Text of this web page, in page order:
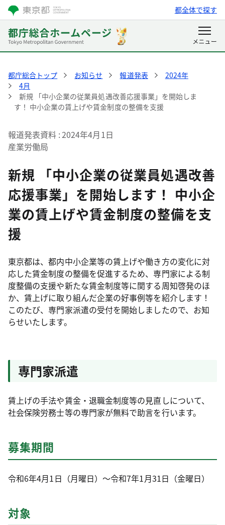
都全体で探す
都庁総合トップ お知らせ 報道発表
2024年
4月
新規 「中小企業の従業員処遇改善応援事業」を開始しま
す！ 中小企業の賃上げや賃金制度の整備を支援
報道発表資料 2024年4月1日
産業労働局
新規 「中小企業の従業員処遇改善
応援事業」を開始します！ 中小企
業の賃上げや賃金制度の整備を支
援
東京都は、都内中小企業等の賃上げや働き方の変化に対
応した賃金制度の整備を促進するため、専門家による制
度整備の支援や新たな賃金制度等に関する周知啓発のほ
か、賃上げに取り組んだ企業の好事例等を紹介します！
このたび、専門家派遣の受付を開始しましたので、お知
らせいたします。
専門家派遣
賃上げの手法や賃金・退職金制度等の見直しについて、
社会保険労務士等の専門家が無料で助言を行います。
募集期間
令和6年4月1日（月曜日）～令和7年1月31日（金曜日）
対象